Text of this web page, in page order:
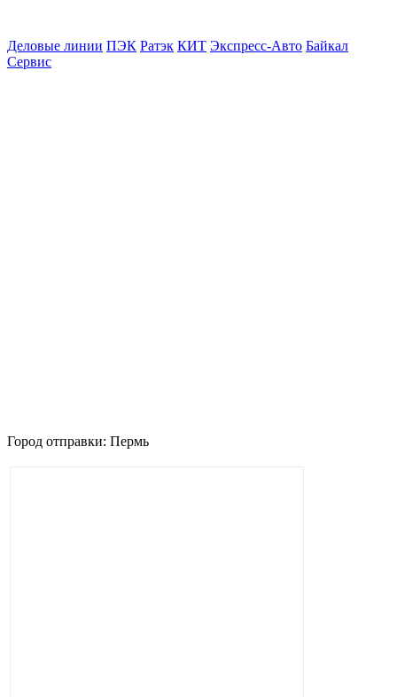
Деловые линии ПЭК Ратэк КИТ Экспресc-Авто Байкал
Сервис
Город отправки: Пермь